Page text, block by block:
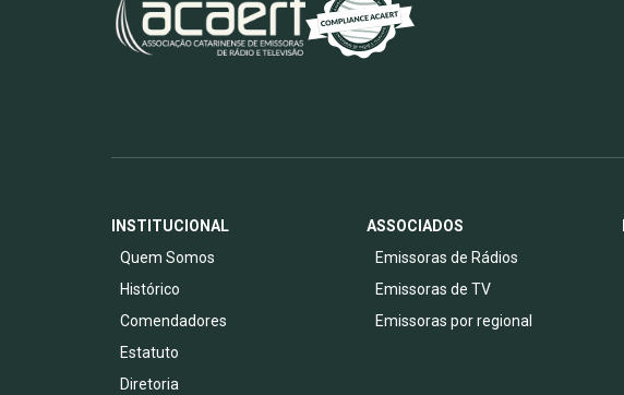
INSTITUCIONAL
Quem Somos
Histórico
Comendadores
Estatuto
Diretoria
ASSOCIADOS
Emissoras de Rádios
Emissoras de TV
Emissoras por regional